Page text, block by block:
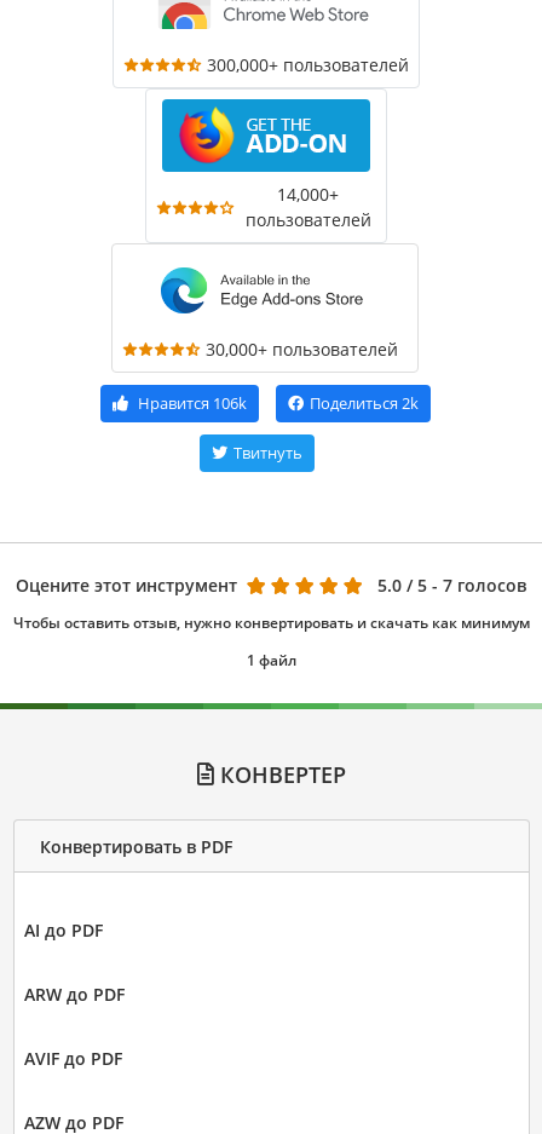
300,000+ пользователей
14,000+
пользователей
30,000+ пользователей
Нравится 106k Поделиться 2k
Твитнуть
Оцените этот инструмент 5.0 / 5 - 7 голосов
Чтобы оставить отзыв, нужно конвертировать и скачать как минимум
1 файл
КОНВЕРТЕР
Конвертировать в PDF
AI до PDF
ARW до PDF
AVIF до PDF
AZW до PDF